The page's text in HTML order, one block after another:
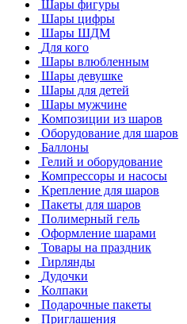
Шары фигуры
Шары цифры
Шары ШДМ
Для кого
Шары влюбленным
Шары девушке
Шары для детей
Шары мужчине
Композиции из шаров
Оборудование для шаров
Баллоны
Гелий и оборудование
Компрессоры и насосы
Крепление для шаров
Пакеты для шаров
Полимерный гель
Оформление шарами
Товары на праздник
Гирлянды
Дудочки
Колпаки
Подарочные пакеты
Приглашения